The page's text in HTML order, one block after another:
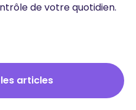
de votre quotidien.
articles